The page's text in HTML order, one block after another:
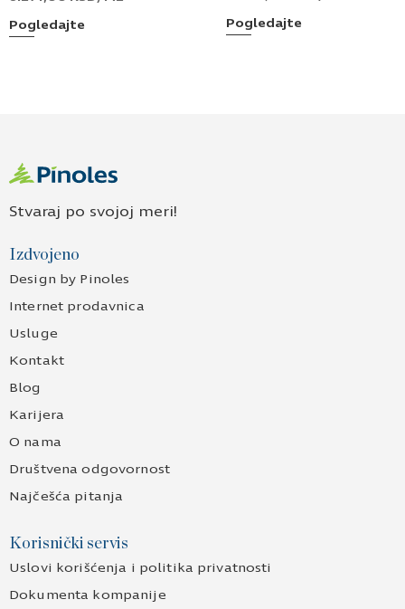
Pogledajte
Pogledajte
Stvaraj po svojoj meri!
Izdvojeno
Design by Pinoles
Internet prodavnica
Usluge
Kontakt
Blog
Karijera
O nama
Društvena odgovornost
Najčešća pitanja
Korisnički servis
Uslovi korišćenja i politika privatnosti
Dokumenta kompanije